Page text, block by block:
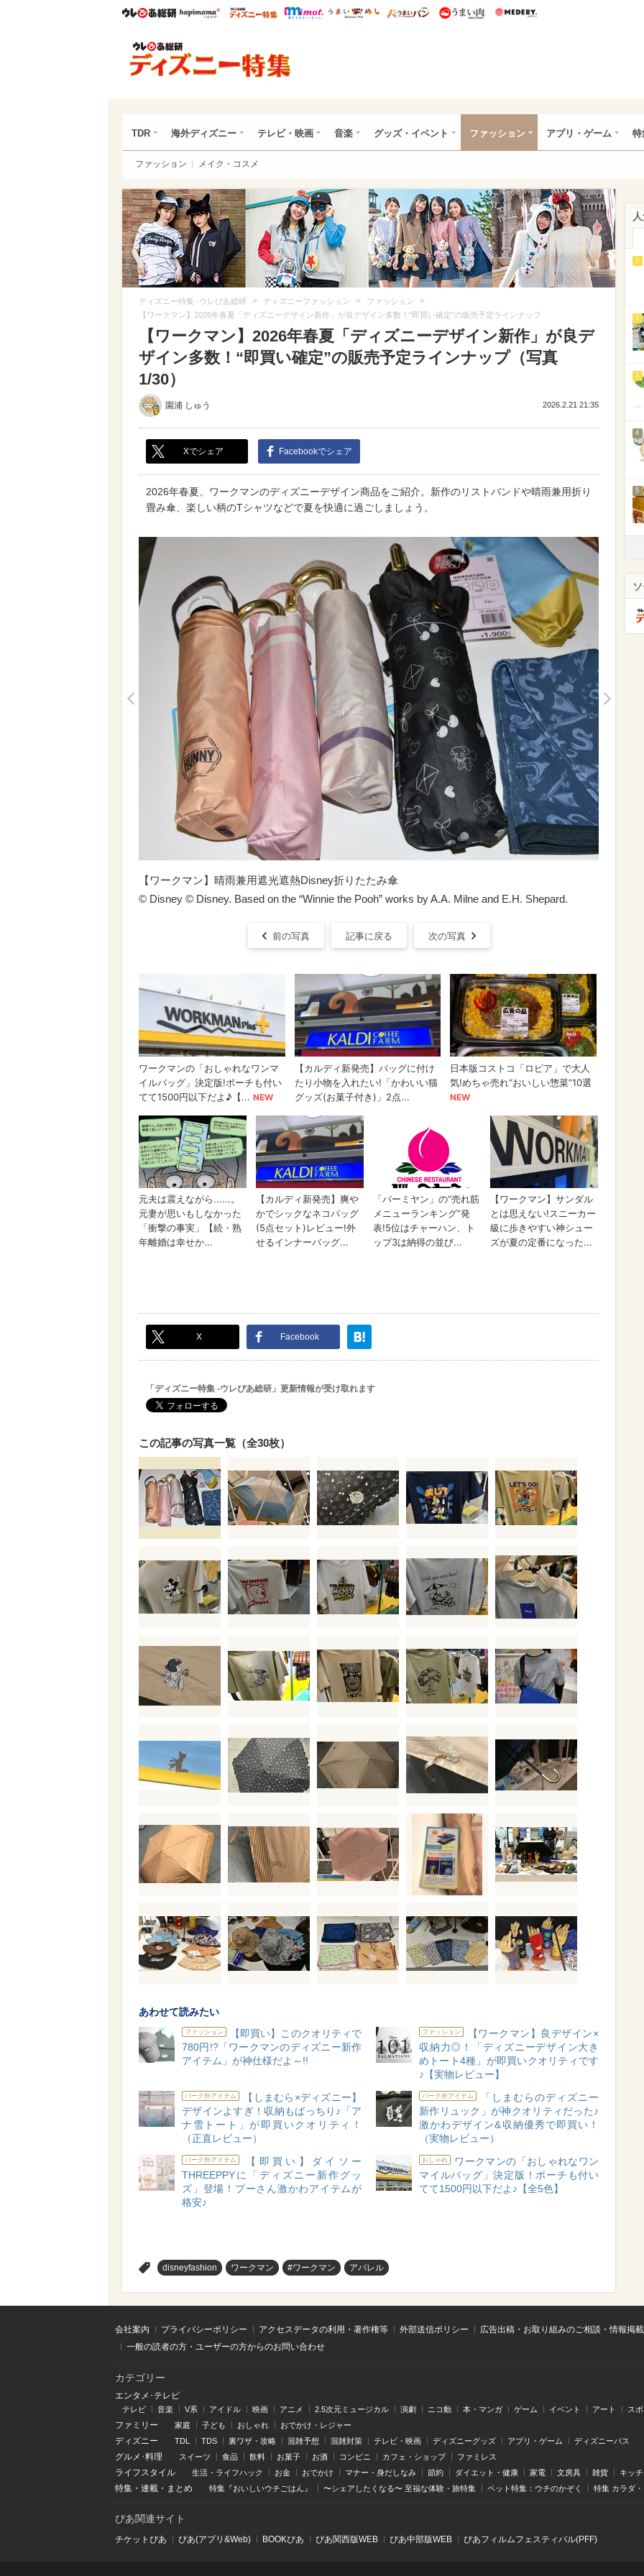
ウレぴあ総研ハピママ* ウレぴあ総研 ディズニー特集
mimot. うまいめし うまいパン うまい肉
TDR 海外ディズニー テレビ・映画 音楽 グッズ・イベント ファッション アプリ・ゲーム 特
ファッション メイク・コスメ
ディズニー特集 -ウレぴあ総研 > ディズニーファッション > ファッション >
【ワークマン】2026年春夏「ディズニーデザイン新作」が良デザイン多数！“即買い確定”の販売予定ラインナップ
【ワークマン】2026年春夏「ディズニーデザイン新作」が良デ
ザイン多数！“即買い確定”の販売予定ラインナップ（写真
1/30）
園浦 しゅう 2026.2.21 21:35
Xでシェア Facebookでシェア
2026年春夏、ワークマンのディズニーデザイン商品をご紹介。新作のリストバンドや晴雨兼用折り
畳み傘、楽しい柄のTシャツなどで夏を快適に過ごしましょう。
【ワークマン】晴雨兼用遮光遮熱Disney折りたたみ傘
© Disney © Disney. Based on the “Winnie the Pooh” works by A.A. Milne and E.H. Shepard.
前の写真 記事に戻る 次の写真
X Facebook
「ディズニー特集 -ウレぴあ総研」更新情報が受け取れます
この記事の写真一覧（全30枚）
あわせて読みたい
ファッション
【即買い】このクオリティで
780円!?「ワークマンのディズニー新作
アイテム」が神仕様だよ～!!
ファッション
【ワークマン】良デザイン×
収納力◎！「ディズニーデザイン大き
めトート4種」が即買いクオリティです
♪【実物レビュー】
パーク外アイテム
【しまむら×ディズニー】
デザインよすぎ！収納もばっちり♪「ア
ナ雪トート」が即買いクオリティ！
（正直レビュー）
パーク外アイテム
「しまむらのディズニー
新作リュック」が神クオリティだった♪
激かわデザイン&収納優秀で即買い！
（実物レビュー）
パーク外アイテム
【即買い】ダイソー
THREEPPYに「ディズニー新作グッ
ズ」登場！プーさん激かわアイテムが
格安♪
おしゃれ
ワークマンの「おしゃれなワン
マイルバッグ」決定版！ポーチも付い
てて1500円以下だよ♪【全5色】
disneyfashion ワークマン #ワークマン アパレル
1
2
3
4
5
会社案内 プライバシーポリシー アクセスデータの利用・著作権等 外部送信ポリシー
広告出稿・お取り組みのご相談・情報掲
一般の読者の方・ユーザーの方からのお問い合わせ
カテゴリー
エンタメ･テレビ
テレビ 音楽 V系 アイドル 映画 アニメ 2.5次元ミュージカル 演劇 ニコ動 本・マンガ ゲーム イベント アート ス
ファミリー 家庭 子ども おしゃれ おでかけ・レジャー
ディズニー TDL TDS 裏ワザ・攻略 混雑予想 混雑対策 テレビ・映画 ディズニーグッズ アプリ・ゲーム ディズニーパス
グルメ･料理 スイーツ 食品 飲料 お菓子 お酒 コンビニ カフェ・ショップ ファミレス
ライフスタイル 生活・ライフハック お金 おでかけ マナー・身だしなみ 節約 ダイエット・健康 家電 文房具 雑貨 キッ
特集 ・ 連載 ・ まとめ 特集『おいしいウチごはん』 〜シェアしたくなる〜 至福な体験・旅特集 ペット特集：ウチのかぞく 特集 カラダ
ぴあ関連サイト
チケットぴあ ぴあ(アプリ&Web) BOOKぴあ ぴあ関⻄版WEB ぴあ中部版WEB ぴあフィルムフェスティバル(PFF)